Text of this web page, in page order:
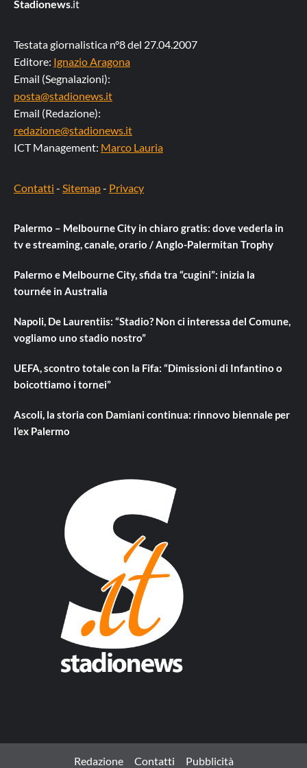
Stadionews.it
Testata giornalistica n°8 del 27.04.2007
Editore: Ignazio Aragona
Email (Segnalazioni):
posta@stadionews.it
Email (Redazione):
redazione@stadionews.it
ICT Management: Marco Lauria
Contatti - Sitemap- Privacy
Palermo – Melbourne City in chiaro gratis: dove vederla in
tv e streaming, canale, orario / Anglo-Palermitan Trophy
Palermo e Melbourne City, sfida tra “cugini”: inizia la
tournée in Australia
Napoli, De Laurentiis: “Stadio? Non ci interessa del Comune,
vogliamo uno stadio nostro”
UEFA, scontro totale con la Fifa: “Dimissioni di Infantino o
boicottiamo i tornei”
Ascoli, la storia con Damiani continua: rinnovo biennale per
l’ex Palermo
Redazione Contatti Pubblicità